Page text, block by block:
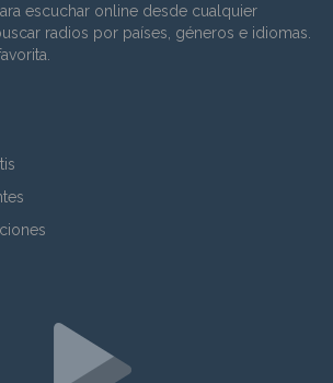
escuchar online desde cualquier
radios por países, géneros e idiomas.